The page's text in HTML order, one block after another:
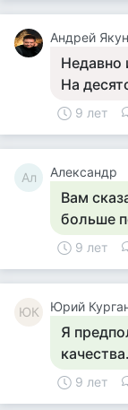
Андрей
Недавно
На
9 лет
Ал Александр
Вам
больше
9 лет
ЮК Юрий
Я
9 лет